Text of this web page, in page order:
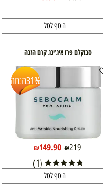
הוסף לסל
סבוקלם פרו איג'ינג קרם הזנה
31%הנחה
₪219
₪149.90
(1)
הוסף לסל